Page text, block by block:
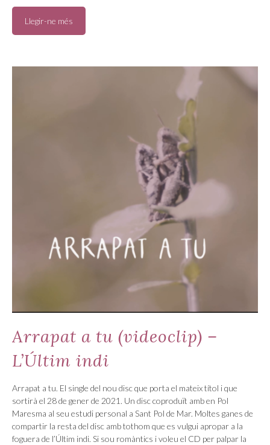
Llegir-ne més
Arrapat a tu (videoclip) –
L’Últim indi
Arrapat a tu. El single del nou disc que porta el mateix títol i que
sortirà el 28 de gener de 2021. Un disc coproduït amb en Pol
Maresma al seu estudi personal a Sant Pol de Mar. Moltes ganes de
compartir la resta del disc amb tothom que es vulgui apropar a la
foguera de l’Últim indi. Si sou romàntics i voleu el CD per palpar la